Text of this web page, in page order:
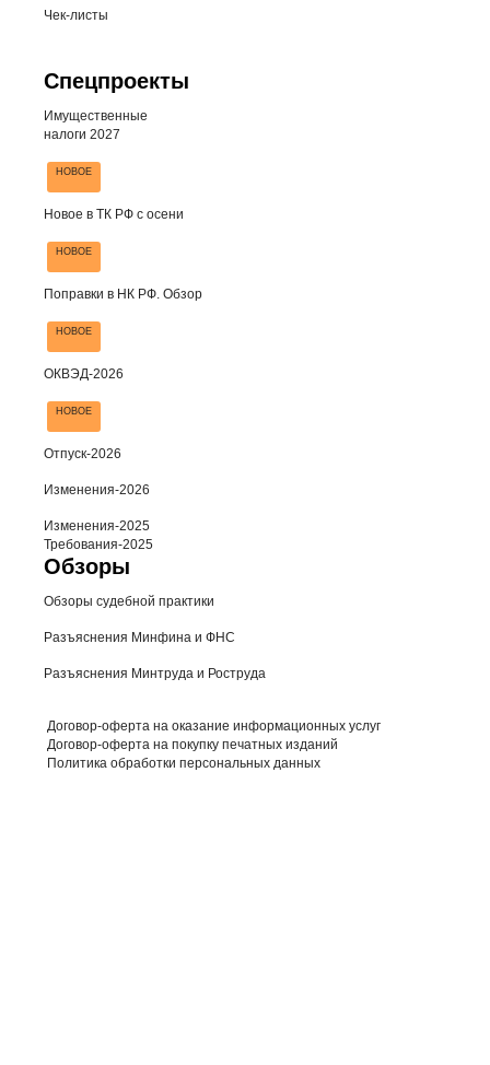
Чек-листы
Спецпроекты
Имущественные
налоги 2027
НОВОЕ
Новое в ТК РФ с осени
НОВОЕ
Поправки в НК РФ. Обзор
НОВОЕ
ОКВЭД-2026
НОВОЕ
Отпуск-2026
Изменения-2026
Изменения-2025
Требования-2025
Обзоры
Обзоры судебной практики
Разъяснения Минфина и ФНС
Разъяснения Минтруда и Роструда
Договор-оферта на оказание информационных услуг
Договор-оферта на покупку печатных изданий
Политика обработки персональных данных